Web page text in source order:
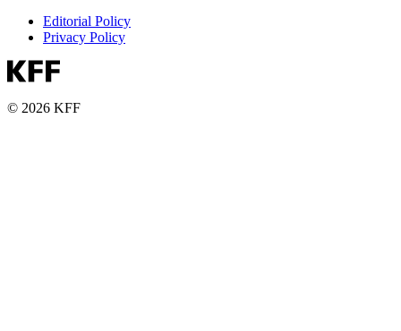
Editorial Policy
Privacy Policy
© 2026 KFF